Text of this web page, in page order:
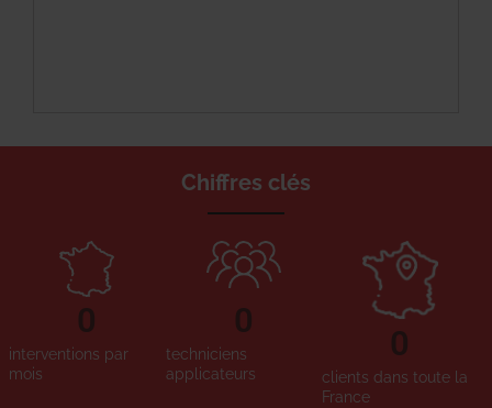
Chiffres clés
interventions par
mois
0
techniciens
applicateurs
0
clients dans toute la
France
0